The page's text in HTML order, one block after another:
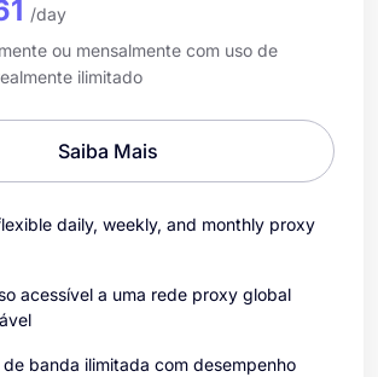
/day
ou mensalmente com uso de
ilimitado
Saiba Mais
daily, weekly, and monthly proxy
acessível a uma rede proxy global
de banda ilimitada com desempenho